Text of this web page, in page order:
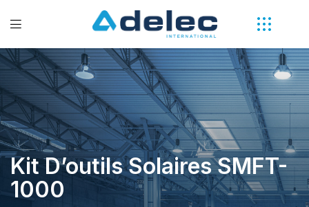
Kit D’outils Solaires SMFT-
1000